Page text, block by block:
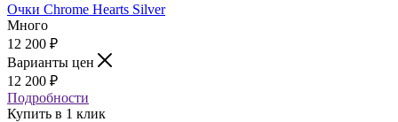
Очки Chrome Hearts Silver
Много
12 200 ₽
Варианты цен
12 200 ₽
Подробности
Купить в 1 клик